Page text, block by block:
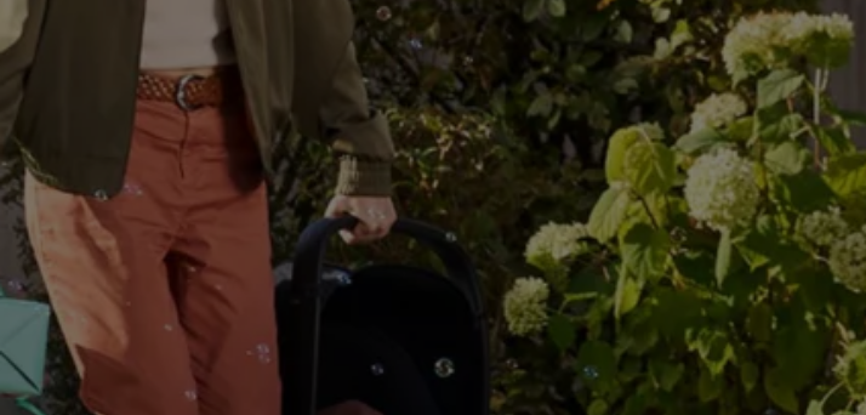
Modellspezifisches Zubehör
Schutz und Pflege
Transport
Entertainment und Elektronik
Individualisieren
Wallbox und Ladekabel
Digitale Extras
Dienste für Ihr Modell finden
Volkswagen Apps, Login und Shop
Handy und Fahrzeug verbinden
Updates für Software, Karten und Radio
Über Ihr Auto
Vorgängermodelle
Kundeninformationen
Volkswagen Kundenbetreuung
Warn- und Kontrollleuchten
Assistenzsysteme
Digitale Betriebsanleitung